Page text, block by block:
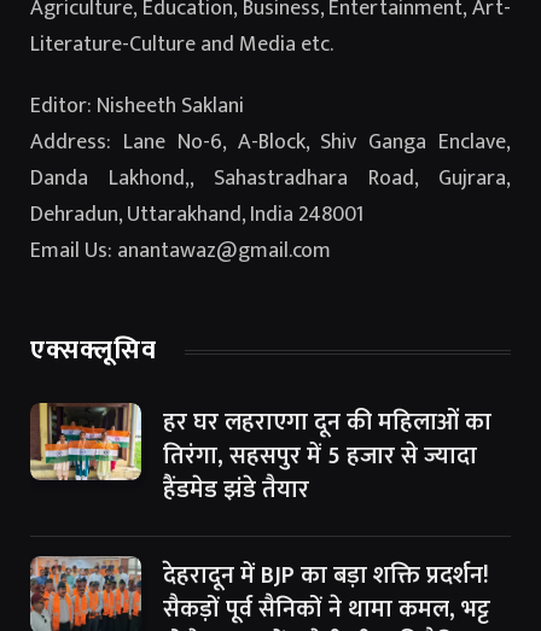
Agriculture, Education, Business, Entertainment, Art-
Literature-Culture and Media etc.
Editor: Nisheeth Saklani
Address: Lane No-6, A-Block, Shiv Ganga Enclave,
Danda Lakhond,, Sahastradhara Road, Gujrara,
Dehradun, Uttarakhand, India 248001
Email Us: anantawaz@gmail.com
एक्सक्लूसिव
हर घर लहराएगा दून की महिलाओं का
तिरंगा, सहसपुर में 5 हजार से ज्यादा
हैंडमेड झंडे तैयार
देहरादून में BJP का बड़ा शक्ति प्रदर्शन!
सैकड़ों पूर्व सैनिकों ने थामा कमल, भट्ट